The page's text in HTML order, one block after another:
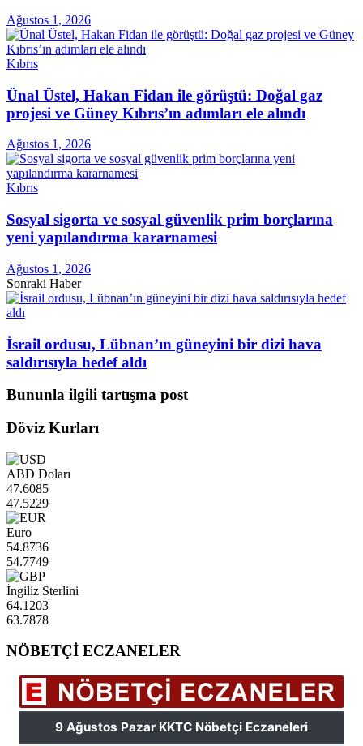
Ağustos 1, 2026
Kıbrıs
Ünal Üstel, Hakan Fidan ile görüştü: Doğal gaz
projesi ve Güney Kıbrıs’ın adımları ele alındı
Ağustos 1, 2026
Kıbrıs
Sosyal sigorta ve sosyal güvenlik prim borçlarına
yeni yapılandırma kararnamesi
Ağustos 1, 2026
Sonraki Haber
İsrail ordusu, Lübnan’ın güneyini bir dizi hava
saldırısıyla hedef aldı
Bununla ilgili tartışma post
Döviz Kurları
ABD Doları
47.6085
47.5229
Euro
54.8736
54.7749
İngiliz Sterlini
64.1203
63.7878
NÖBETÇİ ECZANELER